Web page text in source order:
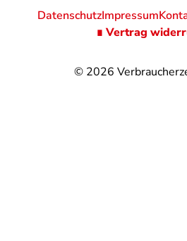
© 2026
DatenschutzImpressum
∎ Vertrag